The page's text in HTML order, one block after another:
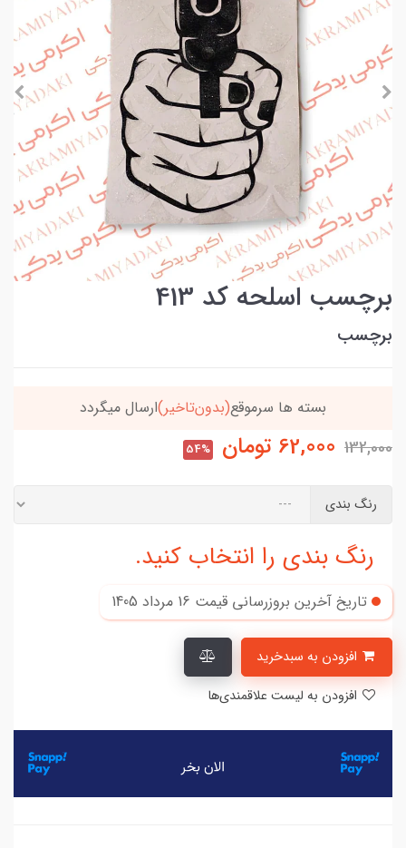
برچسب اسلحه کد 413
برچسب
(بدون‌تاخیر)ارسال میگردد خریدتو به
132,000
62,000 تومان 54%
رنگ بندی
رنگ بندی را انتخاب کنید.
تاریخ آخرین بروزرسانی قیمت 16 مرداد 1405